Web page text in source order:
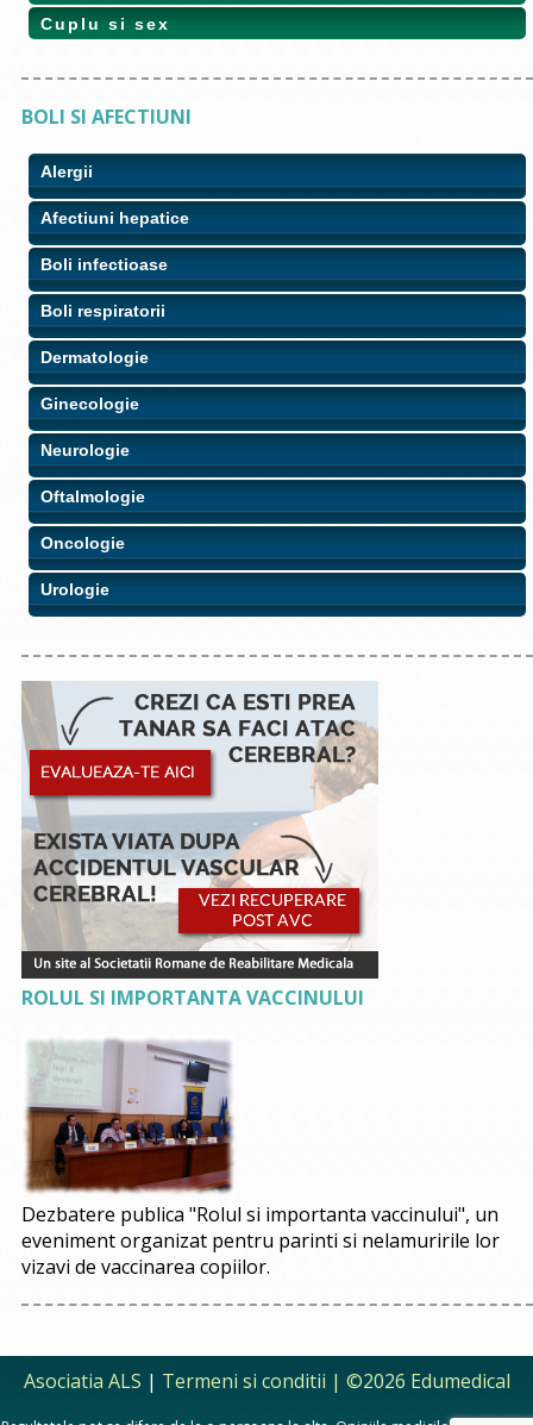
Cuplu si sex
BOLI SI AFECTIUNI
Alergii
Afectiuni hepatice
Boli infectioase
Boli respiratorii
Dermatologie
Ginecologie
Neurologie
Oftalmologie
Oncologie
Urologie
ROLUL SI IMPORTANTA VACCINULUI
Dezbatere publica "Rolul si importanta vaccinului", un
eveniment organizat pentru parinti si nelamuririle lor
vizavi de vaccinarea copiilor.
Asociatia ALS | Termeni si conditii | ©2026 Edumedical